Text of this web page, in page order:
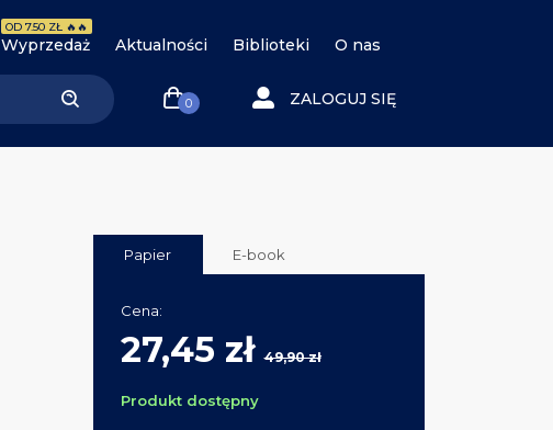
Wyprzedaż
OD 7.50 ZŁ 🔥🔥
Aktualności Biblioteki O nas
0 ZALOGUJ SIĘ
Papier E-book
Cena:
27,45 zł49,90 zł
Produkt dostępny